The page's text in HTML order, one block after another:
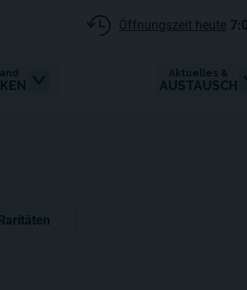
Aktuelles &
AUSTAUSCH
Öffnungszeit heute